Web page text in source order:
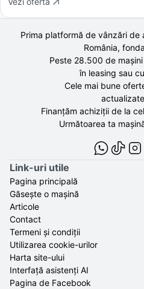
Prima platformă de vânzări de
România,
Peste 28.500 demașini
în leasing sau
Cele mai bune
Finanțăm achiziții de la
Următoarea ta
Link-uri utile
Pagina principală
Găsește o mașină
Articole
Contact
Termeni și condiții
Utilizarea cookie-urilor
Harta site-ului
Interfață asistenți AI
Pagina de Facebook